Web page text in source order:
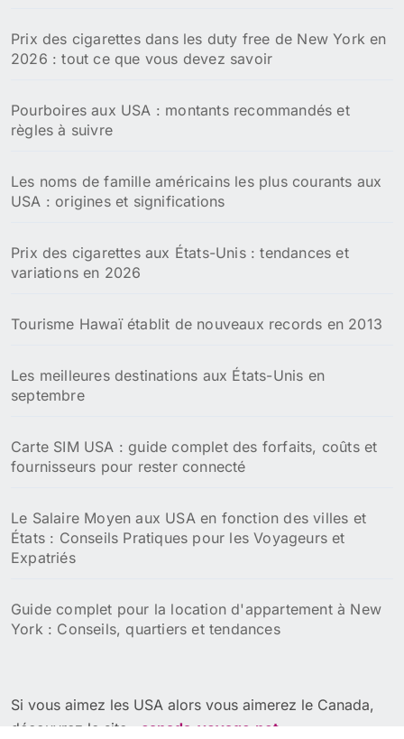
:Prix des cigarettes dans les duty free de New York en
2026 : tout ce que vous devez savoir
Pourboires aux USA : montants recommandés et
règles à suivre
Les noms de famille américains les plus courants aux
USA : origines et significations
Prix des cigarettes aux États-Unis : tendances et
variations en 2026
Tourisme Hawaï établit de nouveaux records en 2013
Les meilleures destinations aux États-Unis en
septembre
Carte SIM USA : guide complet des forfaits, coûts et
fournisseurs pour rester connecté
Le Salaire Moyen aux USA en fonction des villes et
États : Conseils Pratiques pour les Voyageurs et
Expatriés
Guide complet pour la location d'appartement à New
York : Conseils, quartiers et tendances
Si vous aimez les USA alors vous aimerez le Canada,
découvrez le site : canada-voyage.net